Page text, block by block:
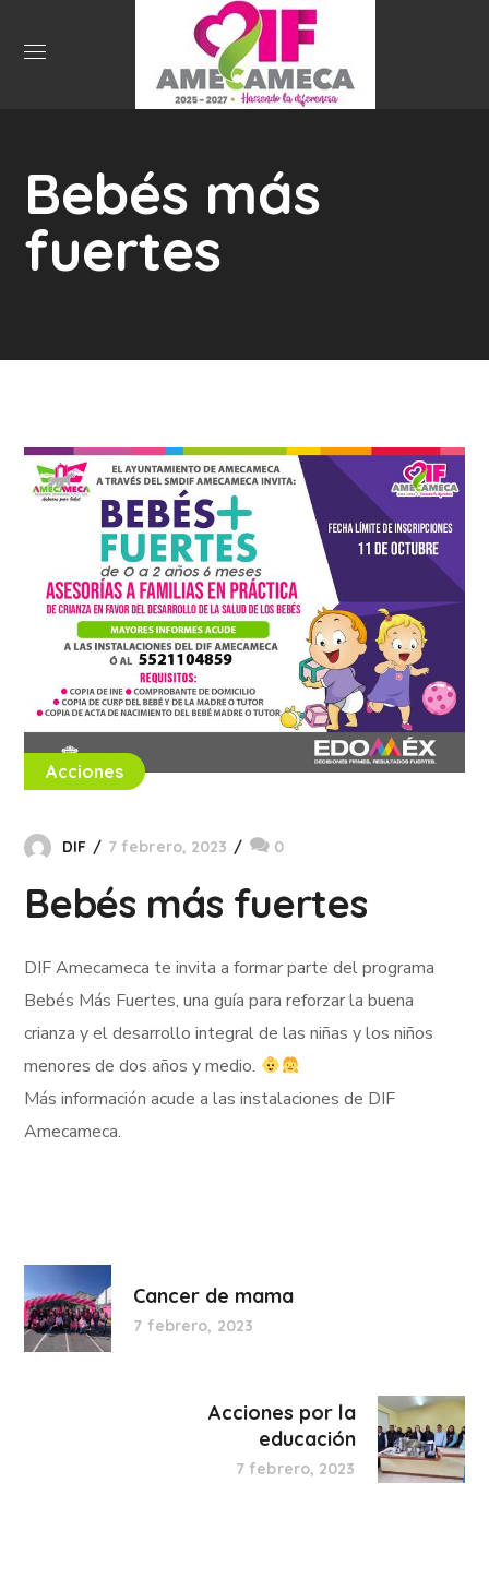
Bebés más
fuertes
Acciones
DIF 7 febrero, 2023 0
Bebés más fuertes
DIF Amecameca te invita a formar parte del programa
Bebés Más Fuertes, una guía para reforzar la buena
crianza y el desarrollo integral de las niñas y los niños
menores de dos años y medio.
Más información acude a las instalaciones de DIF
Amecameca.
Cancer de mama
7 febrero, 2023
Acciones por la
educación
7 febrero, 2023